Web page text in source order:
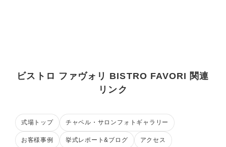
ビストロ ファヴォリ BISTRO FAVORI 関連
リンク
式場トップ チャペル・サロンフォトギャラリー
お客様事例 挙式レポート&ブログ アクセス